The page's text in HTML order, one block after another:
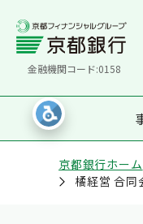
金融機関コード:0158
京都銀行ホーム
橘経営 合同